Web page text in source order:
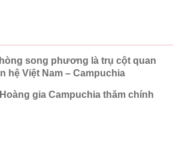
song phương là trụ cột quan
hệ Việt Nam – Campuchia
gia Campuchia thăm chính